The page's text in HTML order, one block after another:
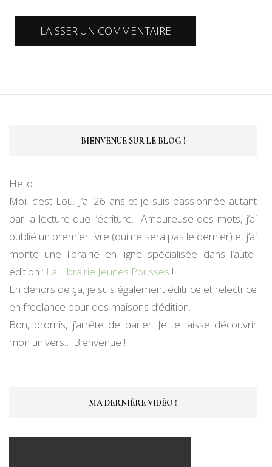
BIENVENUE SUR LE BLOG !
Hello !
Moi, c’est Lou. J’ai 26 ans et je suis passionnée autant
par la lecture que l’écriture. Amoureuse des mots, j’ai
publié un premier livre (qui ne sera pas le dernier) et j’ai
monté une librairie en ligne spécialisée dans l’auto-
édition : La Librairie Jeunes Pousses !
En dehors de ça, je suis également éditrice et relectrice
en freelance pour des maisons d’édition.
Bon, promis, j’arrête de parler. Je te laisse découvrir
mon univers… Bienvenue !
MA DERNIÈRE VIDÉO !